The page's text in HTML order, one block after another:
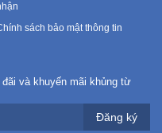
sách bảo mật thông tin
và khuyến mãi khủng từ
Đăng ký